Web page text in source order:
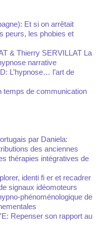
Et si on arrêtait
peurs, les phobies et
& Thierry SERVILLAT La
narrative
L’hypnose… l’art de
temps de communication
par Daniela:
des anciennes
thérapies intégratives de
identi fi er et recadrer
signaux idéomoteurs
phénoménologique de
Repenser son rapport au